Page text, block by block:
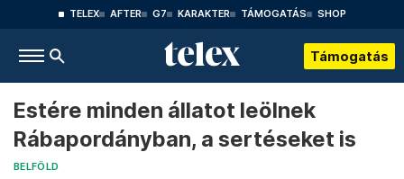
TELEX AFTER G7 KARAKTER TÁMOGATÁS SHOP
Támogatás
Estére minden állatot leölnek
Rábapordányban, a sertéseket is
BELFÖLD